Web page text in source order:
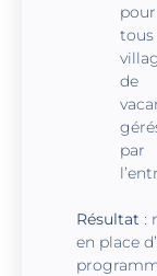
pour
tous
de
par
Résultat :
en place